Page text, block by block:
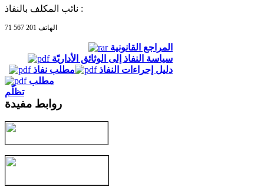
نائب المكلف بالنفاذ :
المراجع القانونية
سياسة النفاذ إلى الوثائق الأداريّة
دليل إجراءات النفاذ
مطلب نفاذ
مطلب
تظلّم
روابط مفيدة